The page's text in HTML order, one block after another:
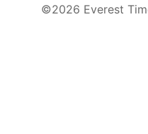
©2026 Everest